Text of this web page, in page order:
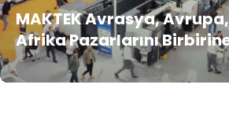
MAKTEK Avrasya,
Afrika Pazarlarını